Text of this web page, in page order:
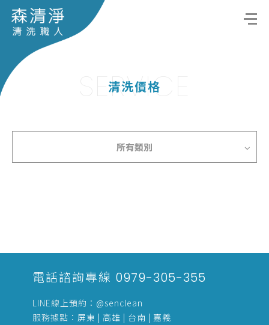
SERVICE
清洗價格
所有類別
電話諮詢專線 0979-305-355
LINE線上預約： @senclean
服務據點： 屏東 | 高雄 | 台南 | 嘉義